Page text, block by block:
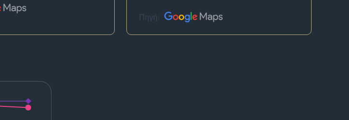
Πηγή: